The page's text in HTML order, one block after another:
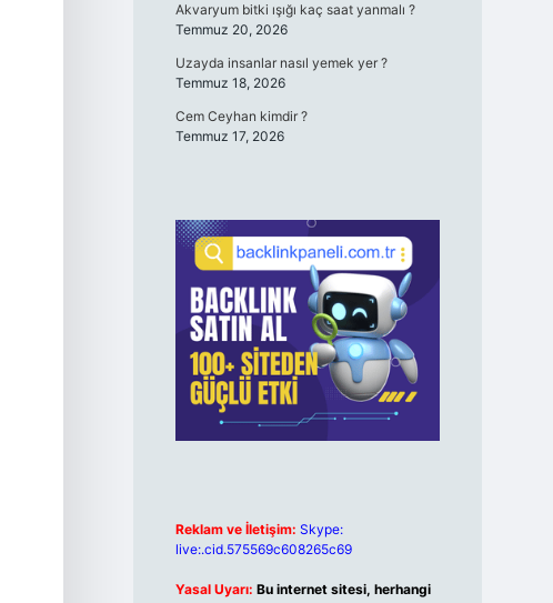
Akvaryum bitki ışığı kaç saat yanmalı ?
Temmuz 20, 2026
Uzayda insanlar nasıl yemek yer ?
Temmuz 18, 2026
Cem Ceyhan kimdir ?
Temmuz 17, 2026
Reklam ve İletişim: Skype:
live:.cid.575569c608265c69
Yasal Uyarı: Bu internet sitesi, herhangi